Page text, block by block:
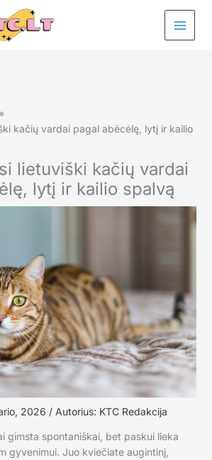
kačių vardai pagal abėcėlę, lytį ir kailio
lietuviški kačių vardai
lytį ir kailio spalvą
2026 / Autorius: KTC Redakcija
gimsta spontaniškai, bet paskui lieka
gyvenimui. Juo kviečiate augintinį,